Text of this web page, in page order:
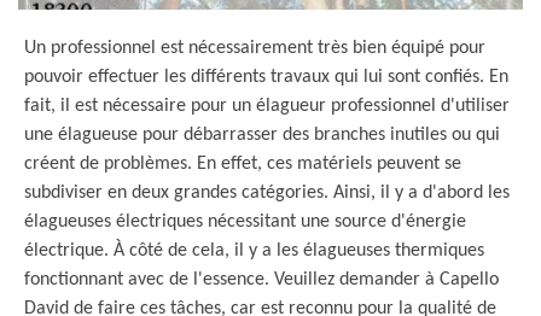
Un professionnel est nécessairement très bien équipé pour
pouvoir effectuer les différents travaux qui lui sont confiés. En
fait, il est nécessaire pour un élagueur professionnel d'utiliser
une élagueuse pour débarrasser des branches inutiles ou qui
créent de problèmes. En effet, ces matériels peuvent se
subdiviser en deux grandes catégories. Ainsi, il y a d'abord les
élagueuses électriques nécessitant une source d'énergie
électrique. À côté de cela, il y a les élagueuses thermiques
fonctionnant avec de l'essence. Veuillez demander à Capello
David de faire ces tâches, car est reconnu pour la qualité de